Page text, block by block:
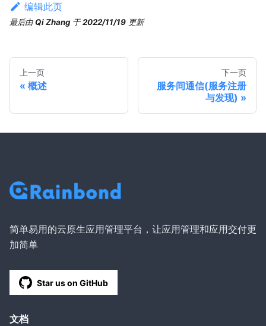
编辑此页
最后由Qi Zhang 于2022/11/19 更新
上一页
概述
下一页
服务间通信(服务注册
与发现)
简单易用的云原生应用管理平台，让应用管理和应用交付更
加简单
Star us on GitHub
文档